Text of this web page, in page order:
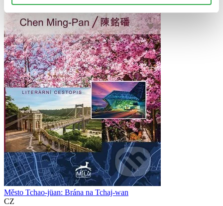
Město Tchao-jüan: Brána na Tchaj-wan
CZ